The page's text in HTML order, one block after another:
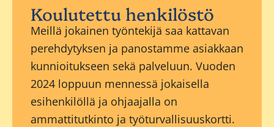
Koulutettu henkilöstö
Meillä jokainen työntekijä saa kattavan
perehdytyksen ja panostamme asiakkaan
kunnioitukseen sekä palveluun. Vuoden
2024 loppuun mennessä jokaisella
esihenkilöllä ja ohjaajalla on
ammattitutkinto ja työturvallisuuskortti.